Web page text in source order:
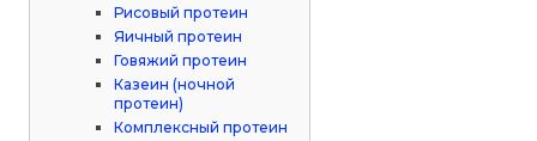
Рисовый протеин
Яичный протеин
Говяжий протеин
Казеин (ночной
протеин)
Комплексный протеин